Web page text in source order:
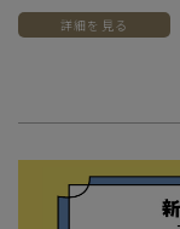
詳細を見る